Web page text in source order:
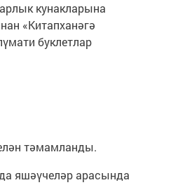
кунакларына
«Китапханәгә
буклетлар
тәмамланды.
яшәүчеләр арасында